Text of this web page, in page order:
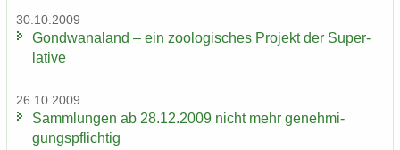
30.10.2009
Gond­wa­na­land – ein zoo­lo­gi­sches Pro­jekt der Su­per­
la­ti­ve
26.10.2009
Samm­lun­gen ab 28.12.2009 nicht mehr ge­neh­mi­
gungs­pflich­tig